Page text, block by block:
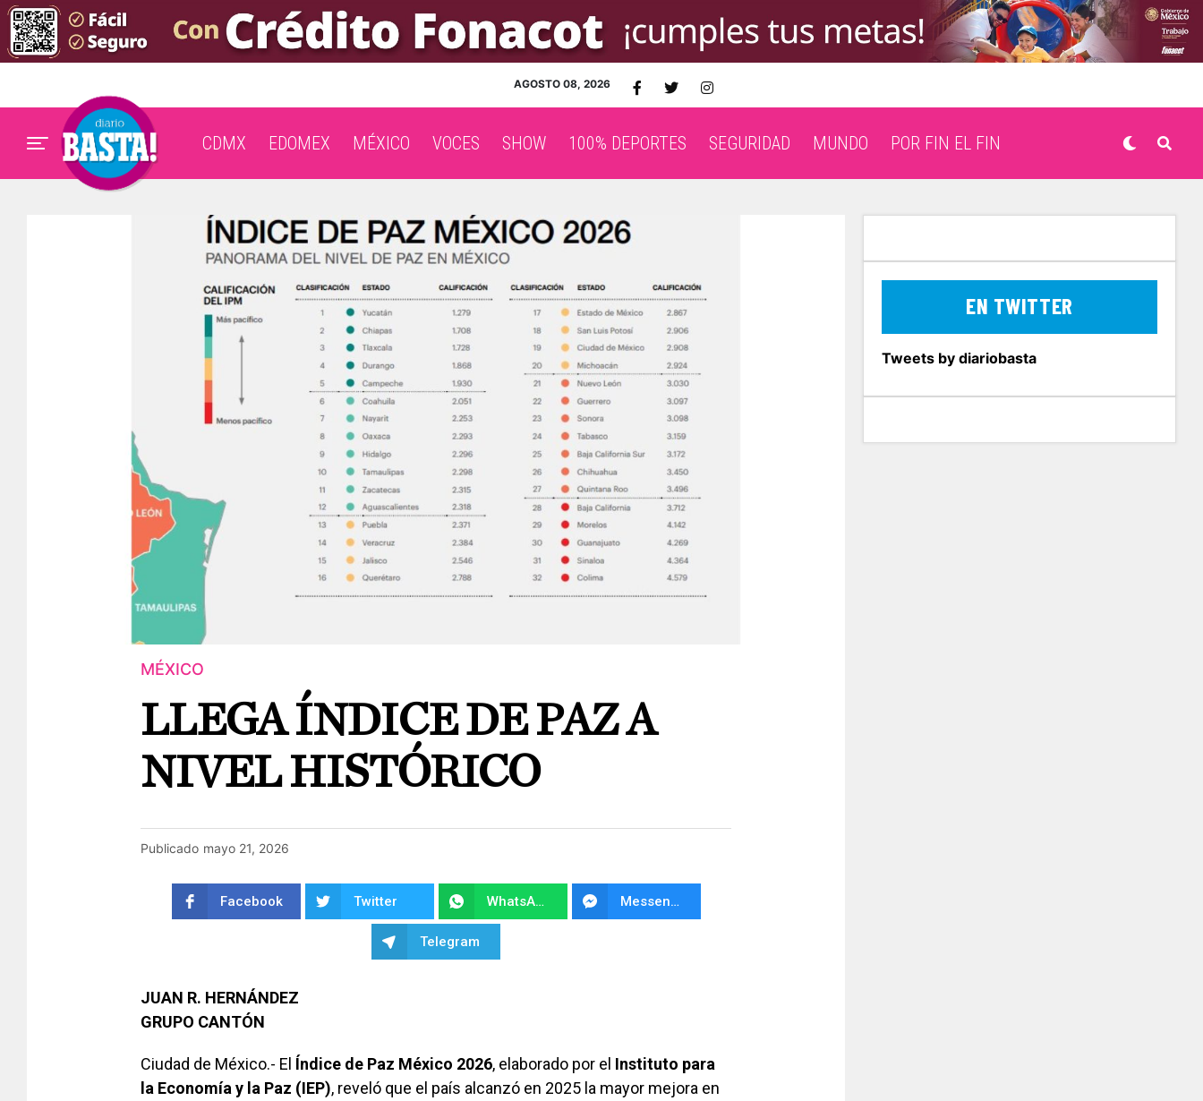
AGOSTO 08, 2026
CDMX EDOMEX MÉXICO VOCES SHOW 100% DEPORTES SEGURIDAD MUNDO POR FIN EL FIN
MÉXICO
LLEGA ÍNDICE DE PAZ A
NIVEL HISTÓRICO
Publicado mayo 21, 2026
Facebook Twitter WhatsApp Messenger
Telegram
JUAN R. HERNÁNDEZ
GRUPO CANTÓN
Ciudad de México.- El Índice de Paz México 2026, elaborado por el Instituto para
la Economía y la Paz (IEP), reveló que el país alcanzó en 2025 la mayor mejora en
EN TWITTER
Tweets by diariobasta